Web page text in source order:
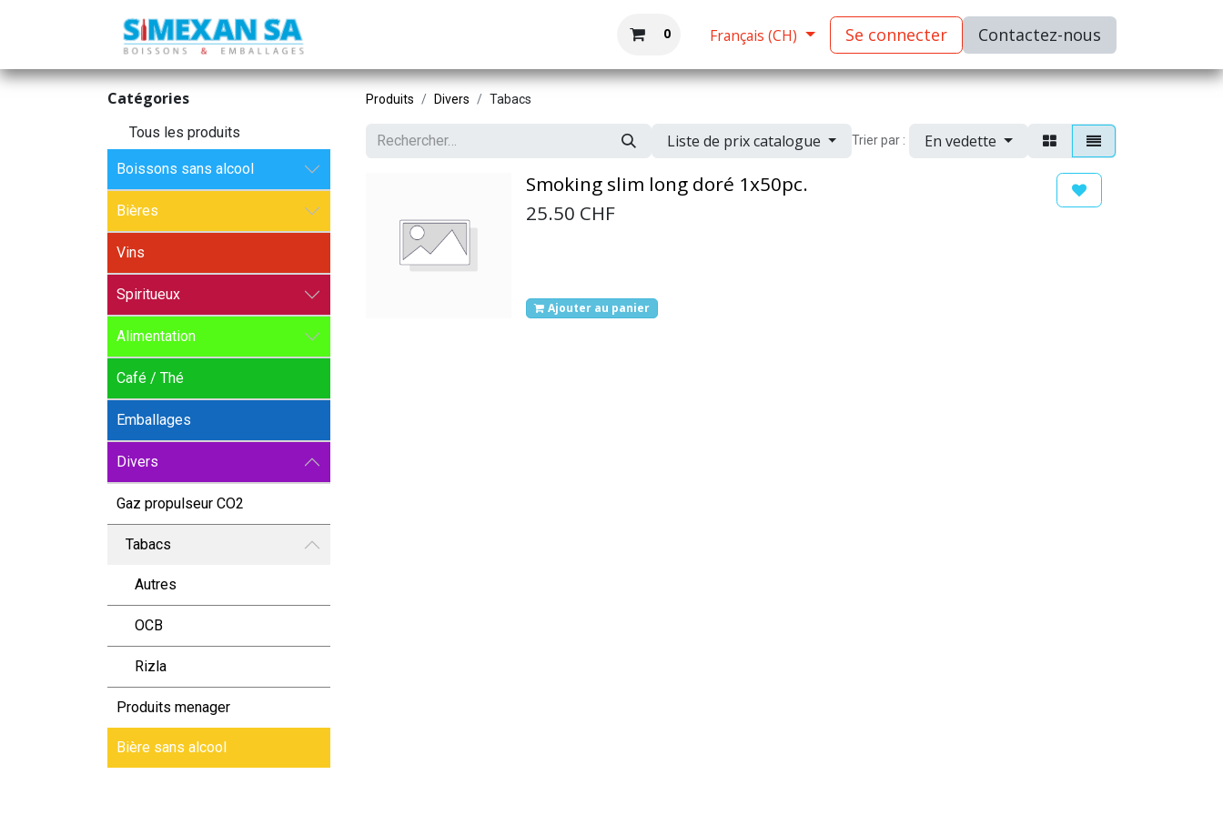
0 Français (CH) Se connecter C​​​​ontactez-nous
Catégories
Tous les produits
Boissons sans alcool
Bières
Vins
Spiritueux
Alimentation
Café / Thé
Emballages
Divers
Gaz propulseur CO2
Tabacs
Autres
OCB
Rizla
Produits menager
Bière sans alcool
Produits Divers Tabacs
Liste de prix catalogue Trier par : En vedette
Smoking slim long doré 1x50pc.
25.50 CHF
Ajouter au panier